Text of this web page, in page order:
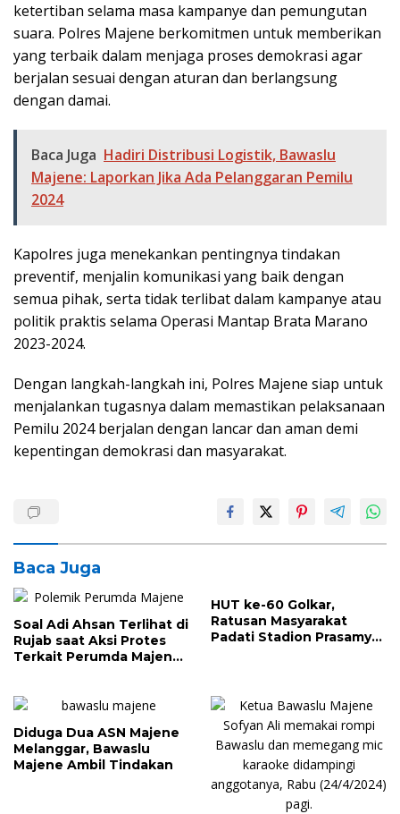
ketertiban selama masa kampanye dan pemungutan
suara. Polres Majene berkomitmen untuk memberikan
yang terbaik dalam menjaga proses demokrasi agar
berjalan sesuai dengan aturan dan berlangsung
dengan damai.
Baca Juga Hadiri Distribusi Logistik, Bawaslu
Majene: Laporkan Jika Ada Pelanggaran Pemilu
2024
Kapolres juga menekankan pentingnya tindakan
preventif, menjalin komunikasi yang baik dengan
semua pihak, serta tidak terlibat dalam kampanye atau
politik praktis selama Operasi Mantap Brata Marano
2023-2024.
Dengan langkah-langkah ini, Polres Majene siap untuk
menjalankan tugasnya dalam memastikan pelaksanaan
Pemilu 2024 berjalan dengan lancar dan aman demi
kepentingan demokrasi dan masyarakat.
Baca Juga
Soal Adi Ahsan Terlihat di
Rujab saat Aksi Protes
Terkait Perumda Majene,
HUT ke-60 Golkar,
Ratusan Masyarakat
Padati Stadion Prasamya
Diduga Dua ASN Majene
Melanggar, Bawaslu
Majene Ambil Tindakan